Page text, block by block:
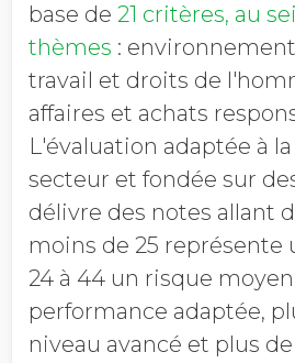
base de 21 critères, au
thèmes :
travail et droits de
affaires et achats
L'évaluation adaptée à
secteur et fondée sur
délivre des notes allant
moins de 25 représente
24 à 44 un risque
performance adaptée,
niveau avancé et plus